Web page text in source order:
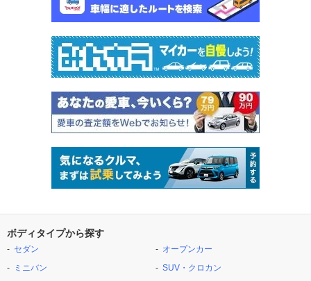
ボディタイプから探す
セダン
ミニバン
オープンカー
SUV・クロカン